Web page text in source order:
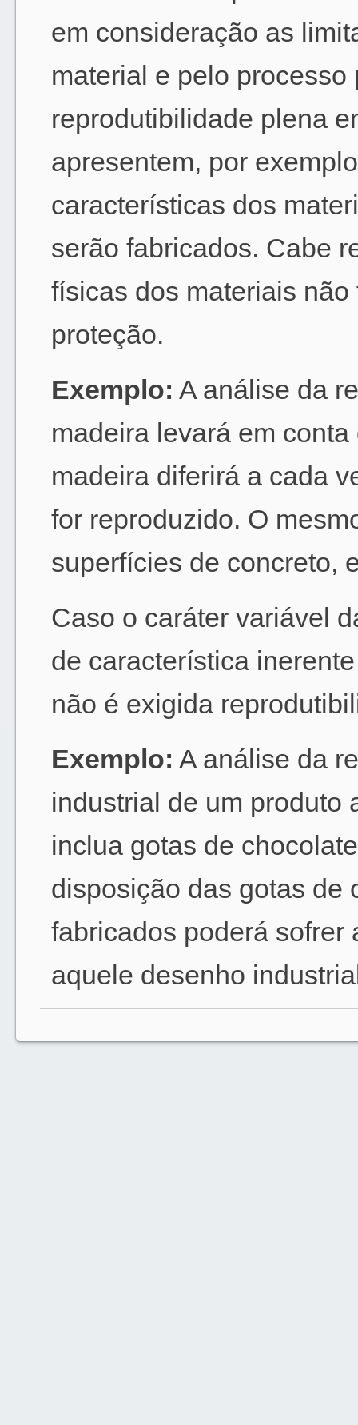
em consideração as
material e pelo
reprodutibilidade plena
apresentem, por
características dos
serão fabricados. Cabe
físicas dos materiais
proteção.
Exemplo: A análise da
madeira levará em
madeira diferirá a cada
for reproduzido. O
superfícies de concreto,
Caso o caráter variável
de característica
não é exigida
Exemplo: A análise da
industrial de um produto
inclua gotas de
disposição das gotas de
fabricados poderá sofrer
aquele desenho